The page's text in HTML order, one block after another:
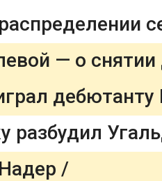
— о снятии
разбудил
/